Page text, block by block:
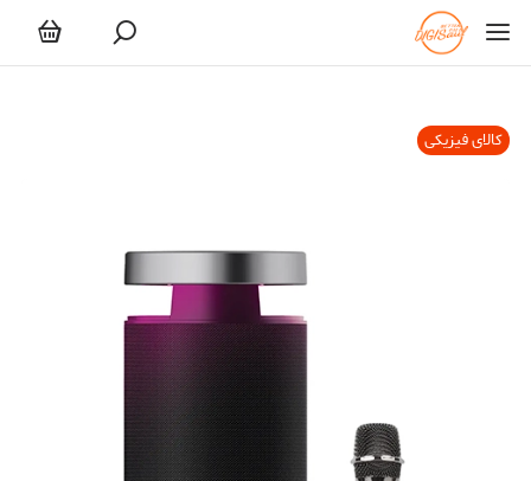
کالای فیزیکی